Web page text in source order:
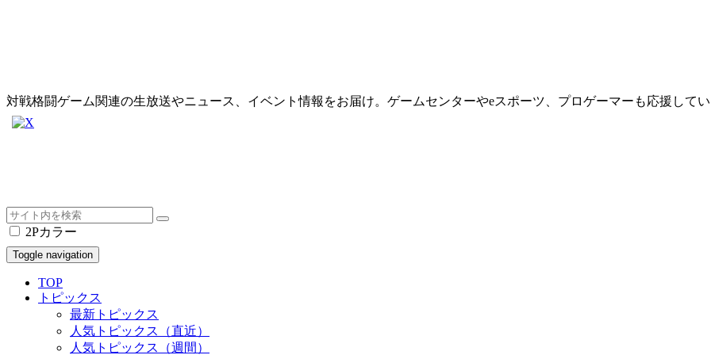
対戦格闘ゲーム関連の生放送やニュース、イベント情報をお届け。ゲームセンターやeスポーツ、プロゲーマーも応援して
2Pカラー
Toggle navigation
TOP
トピックス
最新トピックス
人気トピックス（直近）
人気トピックス（週間）